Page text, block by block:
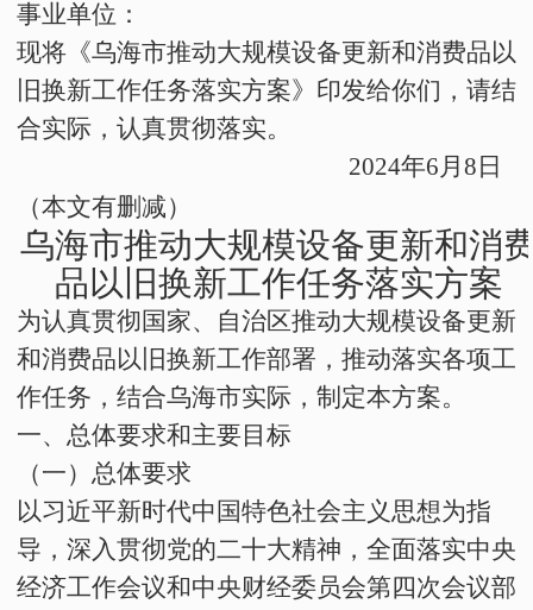
事业单位：
现将《乌海市推动大规模设备更新和消费品以
旧换新工作任务落实方案》印发给你们，请结
合实际，认真贯彻落实。
2024年6月 8 日
（本文有删减）
乌海市推动大规模设备更新和消
品以旧换新工作任务落实方案
为认真贯彻国家、自治区推动大规模设备更新
和消费品以旧换新工作部署，推动落实各项工
作任务 ，结合乌海市实际，制定本方案。
一、总体要求和主要目标
（一）总体要求
以习近平新时代中国特色社会主义思想为指
导，深入贯彻党的二十大精神，全面落实中央
经济工作会议和中央财经委员会第四次会议部